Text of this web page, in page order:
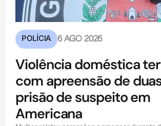
POLÍCIA 6 AGO 2026
Violência doméstica
com apreensão de
prisão de suspeito em
Americana